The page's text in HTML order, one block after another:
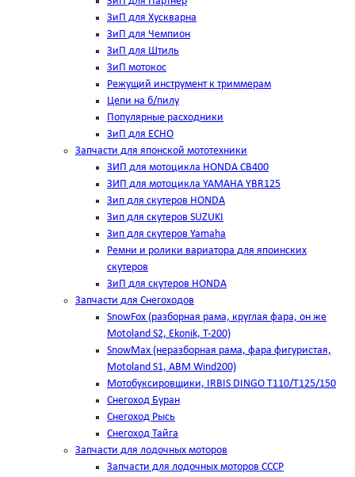
ЗиП для Хускварна
ЗиП для Чемпион
ЗиП для Штиль
ЗиП мотокос
Режущий инструмент к триммерам
Цепи на б/пилу
Популярные расходники
ЗиП для ЕСНО
Запчасти для японской мототехники
ЗИП для мотоцикла HONDA CB400
ЗИП для мотоцикла YAMAHA YBR125
Зип для скутеров HONDA
Зип для скутеров SUZUKI
Зип для скутеров Yamaha
Ремни и ролики вариатора для япоинских
скутеров
ЗиП для скутеров HONDA
Запчасти для Снегоходов
SnowFox (разборная рама, круглая фара, он же
Motoland S2, Ekonik, T-200)
SnowMax (неразборная рама, фара фигуристая,
Motoland S1, ABM Wind200)
Мотобуксировщики, IRBIS DINGO Т110/Т125/150
Снегоход Буран
Снегоход Рысь
Снегоход Тайга
Запчасти для лодочных моторов
Запчасти для лодочных моторов СССР